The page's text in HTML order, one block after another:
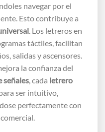
navegar por el
Esto contribuye a
. Los letreros en
táctiles, facilitan
salidas y ascensores.
la confianza del
señales , cada letrero
ser intuitivo,
perfectamente con